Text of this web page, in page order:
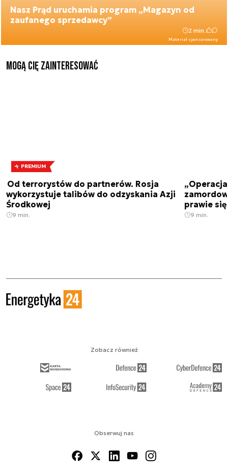
Nasz Prąd uruchamia program „Magazyn od
zaufanego sprzedawcy”
Materiał sponsorowany
2 min.
Mogą Cię zainteresować
PREMIUM
Od terrorystów do partnerów. Rosja
wykorzystuje talibów do odzyskania Azji
Środkowej
9 min.
prawie
9 min.
Obserwuj nas
Zobacz również